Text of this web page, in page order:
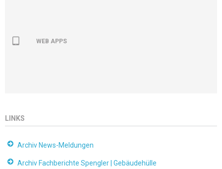
WEB APPS
LINKS
Archiv News-Meldungen
Archiv Fachberichte Spengler | Gebäudehülle